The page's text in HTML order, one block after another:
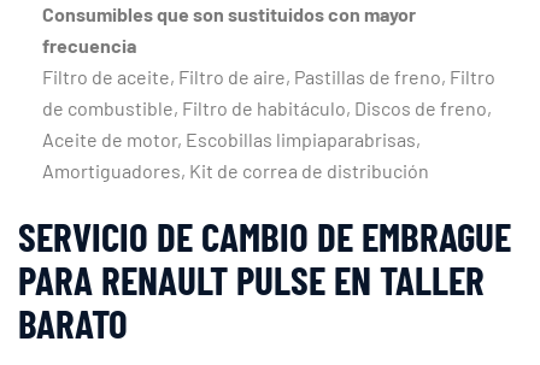
Consumibles que son sustituidos con mayor
frecuencia
Filtro de aceite, Filtro de aire, Pastillas de freno, Filtro
de combustible, Filtro de habitáculo, Discos de freno,
Aceite de motor, Escobillas limpiaparabrisas,
Amortiguadores, Kit de correa de distribución
SERVICIO DE CAMBIO DE EMBRAGUE
PARA RENAULT PULSE EN TALLER
BARATO